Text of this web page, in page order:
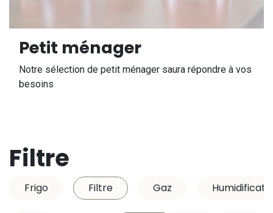
Petit ménager
Notre sélection de petit ménager saura répondre à vos
besoins
Filtre
Frigo Filtre Gaz